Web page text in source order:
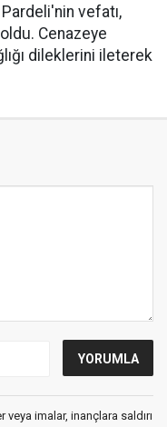
Pardeli'nin vefatı,
Cenazeye
dileklerini ileterek
imalar, inançlara saldırı